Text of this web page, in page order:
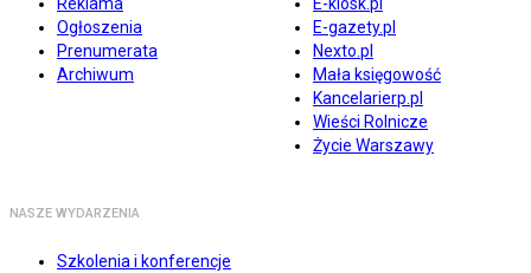
Ogłoszenia
Prenumerata
Archiwum
E-gazety.pl
Nexto.pl
Mała księgowość
Kancelarierp.pl
Wieści Rolnicze
Życie Warszawy
NASZE WYDARZENIA
Szkolenia i konferencje